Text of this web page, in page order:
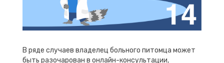
В ряде случаев владелец больного питомца может
быть разочарован в онлайн-консультации,